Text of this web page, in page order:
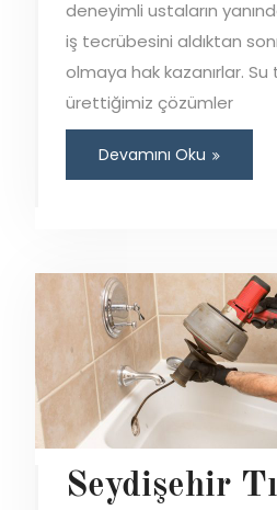
deneyimli ustaların
iş tecrübesini aldıktan
olmaya hak kazanırlar. Su
ürettiğimiz çözümler
Devamını Oku
Seydişehir